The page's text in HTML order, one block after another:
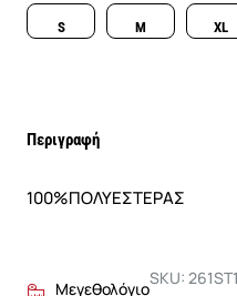
S M XL
Περιγραφή
100%ΠΟΛΥΕΣΤΕΡΑΣ
Μεγεθολόγιο
SKU: